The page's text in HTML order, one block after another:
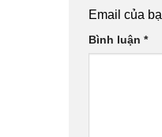
Email của
Bình luận *